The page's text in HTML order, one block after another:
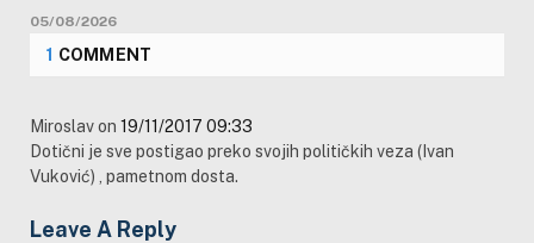
05/08/2026
1 COMMENT
Miroslavon 19/11/2017 09:33
Dotični je sve postigao preko svojih političkih veza (Ivan
Vuković) , pametnom dosta.
Leave A Reply